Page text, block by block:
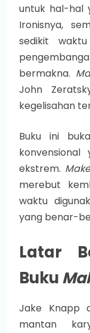
untuk hal-hal
Ironisnya,
sedikit
bermakna.
John
kegelisahan
Buku ini
konvensional
ekstrem.
merebut
waktu
yang benar-
Latar
Buku
Jake Knapp
mantan